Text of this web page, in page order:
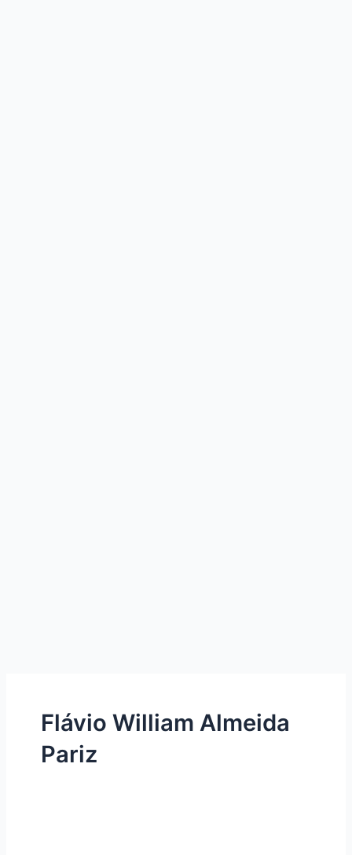
Flávio William Almeida
Pariz